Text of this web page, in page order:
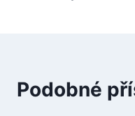
Podobné